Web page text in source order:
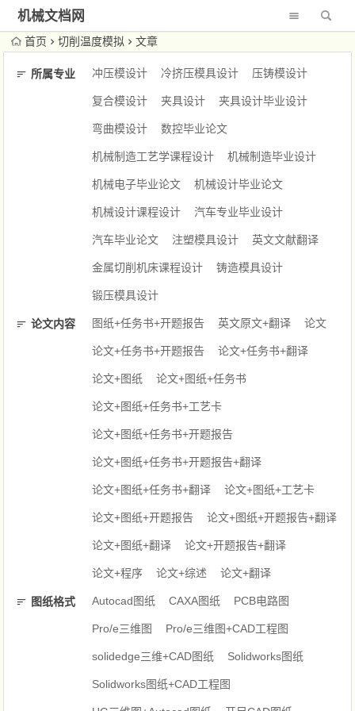
机械文档网
首页 切削温度模拟 文章
所属专业 冲压模设计 冷挤压模具设计 压铸模设计
复合模设计 夹具设计 夹具设计毕业设计
弯曲模设计 数控毕业论文
机械制造工艺学课程设计 机械制造毕业设计
机械电子毕业论文 机械设计毕业论文
机械设计课程设计 汽车专业毕业设计
汽车毕业论文 注塑模具设计 英文文献翻译
金属切削机床课程设计 铸造模具设计
锻压模具设计
论文内容 图纸+任务书+开题报告 英文原文+翻译 论文
论文+任务书+开题报告 论文+任务书+翻译
论文+图纸 论文+图纸+任务书
论文+图纸+任务书+工艺卡
论文+图纸+任务书+开题报告
论文+图纸+任务书+开题报告+翻译
论文+图纸+任务书+翻译 论文+图纸+工艺卡
论文+图纸+开题报告 论文+图纸+开题报告+翻译
论文+图纸+翻译 论文+开题报告+翻译
论文+程序 论文+综述 论文+翻译
图纸格式 Autocad图纸 CAXA图纸 PCB电路图
Pro/e三维图 Pro/e三维图+CAD工程图
solidedge三维+CAD图纸 Solidworks图纸
Solidworks图纸+CAD工程图